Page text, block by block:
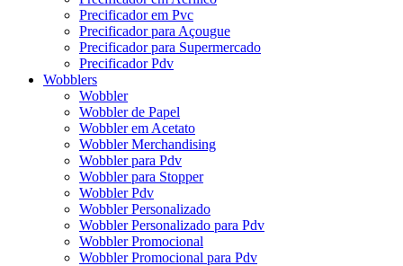
Precificador em Pvc
Precificador para Açougue
Precificador para Supermercado
Precificador Pdv
Wobblers
Wobbler
Wobbler de Papel
Wobbler em Acetato
Wobbler Merchandising
Wobbler para Pdv
Wobbler para Stopper
Wobbler Pdv
Wobbler Personalizado
Wobbler Personalizado para Pdv
Wobbler Promocional
Wobbler Promocional para Pdv